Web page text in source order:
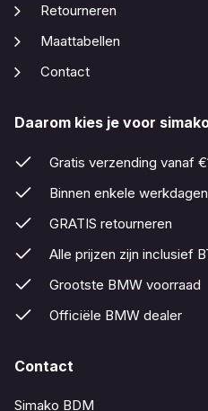
Retourneren
Maattabellen
Contact
Daarom kies je voor
Gratis verzending vanaf
Binnen enkele
GRATIS retourneren
Alle prijzen zijn inclusief
Grootste BMW voorraad
Officiële BMW dealer
Contact
Simako BDM